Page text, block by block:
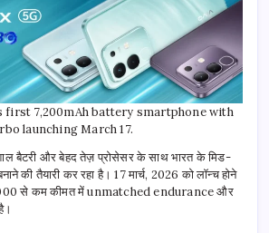
first 7,200mAh battery smartphone with
launching March 17.
बैटरी और बेहद तेज़ प्रोसेसर के साथ भारत के मिड-
की तैयारी कर रहा है। 17 मार्च, 2026 को लॉन्च होने
से कम कीमत में unmatched endurance और